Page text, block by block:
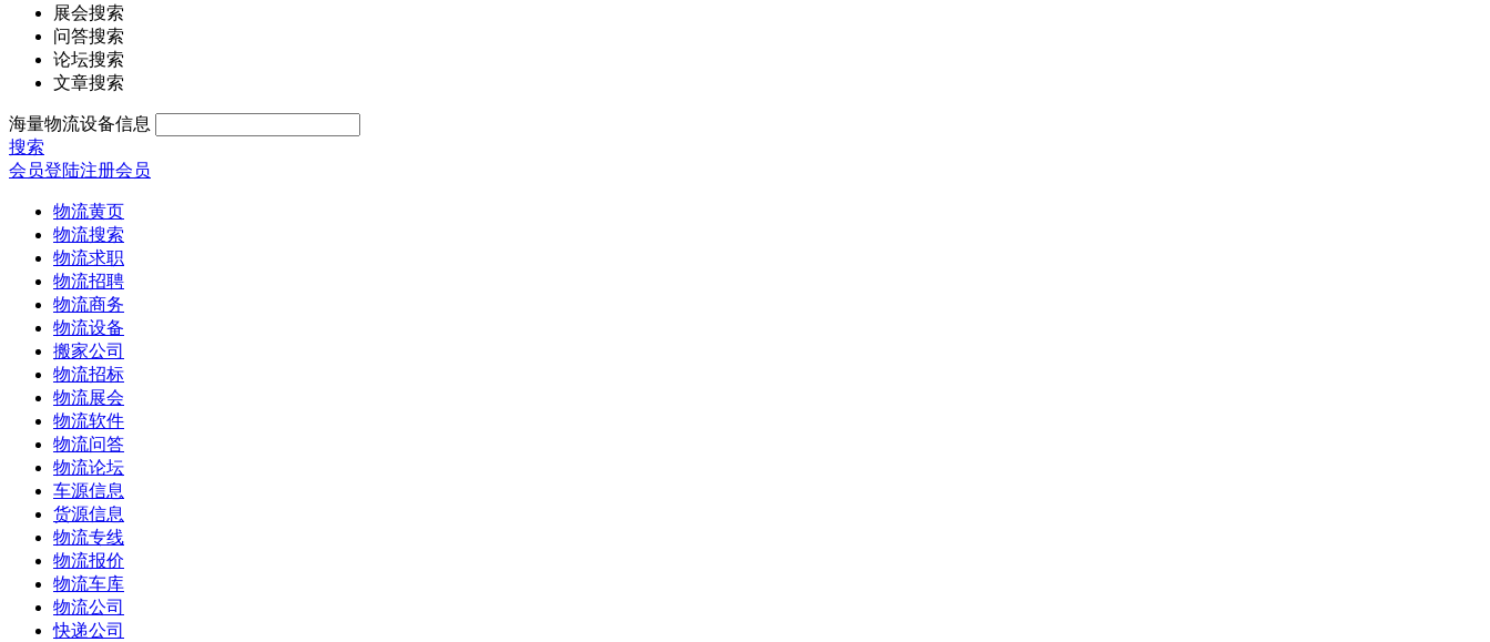
展会搜索
问答搜索
论坛搜索
文章搜索
海量物流设备信息
搜索
会员登陆注册会员
物流黄页
物流搜索
物流求职
物流招聘
物流商务
物流设备
搬家公司
物流招标
物流展会
物流软件
物流问答
物流论坛
车源信息
货源信息
物流专线
物流报价
物流车库
物流公司
快递公司